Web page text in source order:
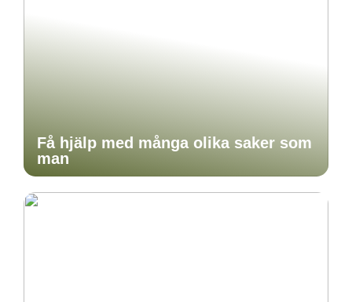
Få hjälp med många olika saker som
man